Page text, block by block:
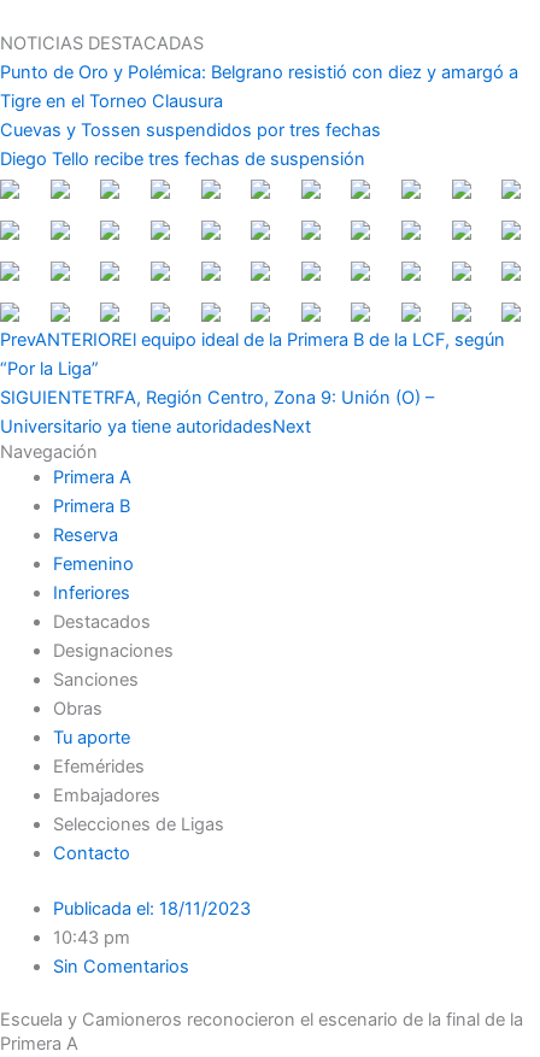
al
contenido
NOTICIAS DESTACADAS
Punto de Oro y Polémica: Belgrano resistió con diez y amargó a
Tigre en el Torneo Clausura
Cuevas y Tossen suspendidos por tres fechas
Diego Tello recibe tres fechas de suspensión
PrevANTERIOREl equipo ideal de la Primera B de la LCF, según
“Por la Liga”
SIGUIENTETRFA, Región Centro, Zona 9: Unión (O) –
Universitario ya tiene autoridadesNext
Navegación
Primera A
Primera B
Reserva
Femenino
Inferiores
Destacados
Designaciones
Sanciones
Obras
Tu aporte
Efemérides
Embajadores
Selecciones de Ligas
Contacto
Publicada el: 18/11/2023
10:43 pm
Sin Comentarios
Escuela y Camioneros reconocieron el escenario de la final de la
Primera A